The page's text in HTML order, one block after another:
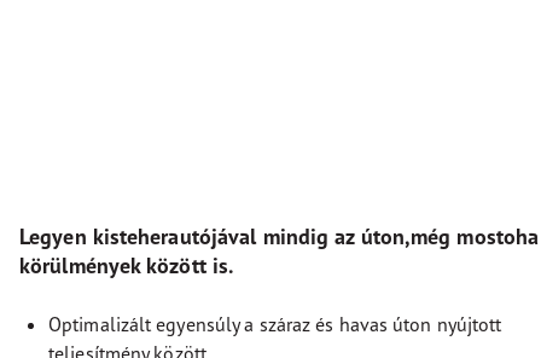
Legyen kisteherautójával mindig az úton,még
körülmények között is.
Optimalizált egyensúly a száraz és havas úton nyújtott
teljesítmény között